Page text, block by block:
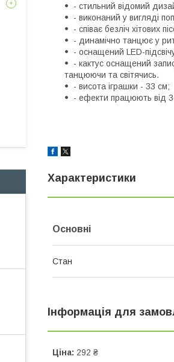
- стильний відомий
- виконаний у вигляді
- співає безліч хітових
- динамічно танцює у
- оснащений LED-
- кактус оснащений
танцюючи та світячись.
- висота іграшки - 33 см;
- ефекти працюють від
Характеристики
Основні
Стан
Інформація для
Ціна: 292 ₴